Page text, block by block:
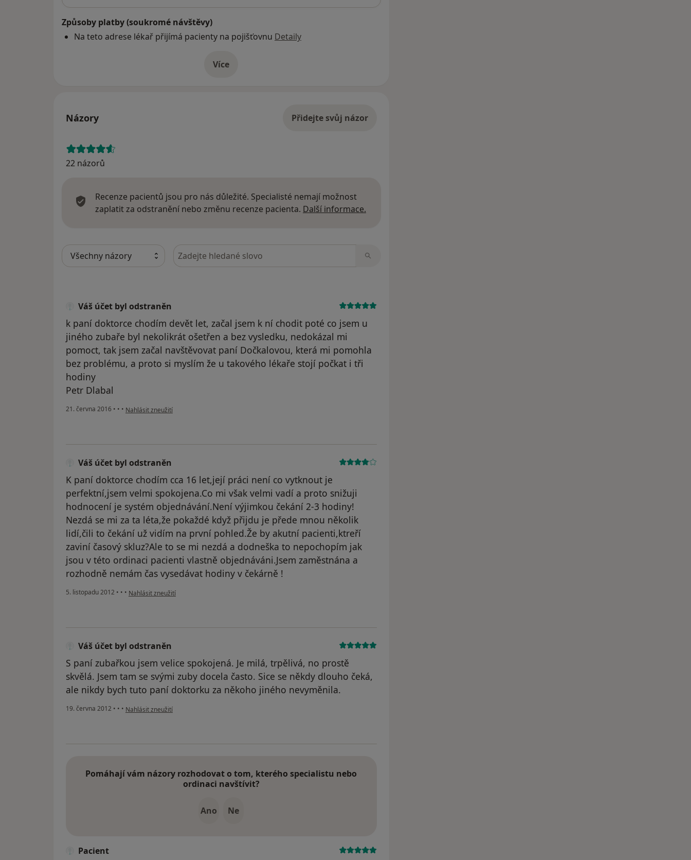
Způsoby platby (soukromé návštěvy)
Na teto adrese lékař přijímá pacienty na pojišťovnu Detaily
Víceo adrese
Názory Přidejte svůj názor
22 názorů
Recenze pacientů jsou pro nás důležité. Specialisté nemají možnost
zaplatit za odstranění nebo změnu recenze pacienta. Další informace.
Hledejte v názorech
Váš účet byl odstraněn
k paní doktorce chodím devět let, začal jsem k ní chodit poté co jsem u
jiného zubaře byl nekolikrát ošetřen a bez vysledku, nedokázal mi
pomoct, tak jsem začal navštěvovat paní Dočkalovou, která mi pomohla
bez problému, a proto si myslím že u takového lékaře stojí počkat i tři
hodiny
Petr Dlabal
21. června 2016 • • • podle názoru uživatele Váš účet byl odstraněn
Nahlásit zneužití
Váš účet byl odstraněn
K paní doktorce chodím cca 16 let,její práci není co vytknout je
perfektní,jsem velmi spokojena.Co mi však velmi vadí a proto snižuji
hodnocení je systém objednávání.Není výjimkou čekání 2-3 hodiny!
Nezdá se mi za ta léta,že pokaždé když přijdu je přede mnou několik
lidí,čili to čekání už vidím na první pohled.Že by akutní pacienti,ktreří
zaviní časový skluz?Ale to se mi nezdá a dodneška to nepochopím jak
jsou v této ordinaci pacienti vlastně objednáváni.Jsem zaměstnána a
rozhodně nemám čas vysedávat hodiny v čekárně !
5. listopadu 2012 • • • podle názoru uživatele Váš účet byl odstraněn
Nahlásit zneužití
Váš účet byl odstraněn
S paní zubařkou jsem velice spokojená. Je milá, trpělivá, no prostě
skvělá. Jsem tam se svými zuby docela často. Sice se někdy dlouho čeká,
ale nikdy bych tuto paní doktorku za někoho jiného nevyměnila.
19. června 2012 • • • podle názoru uživatele Váš účet byl odstraněn
Nahlásit zneužití
Pomáhají vám názory rozhodovat o tom, kterého specialistu nebo
ordinaci navštívit?
Ano Ne
Pacient